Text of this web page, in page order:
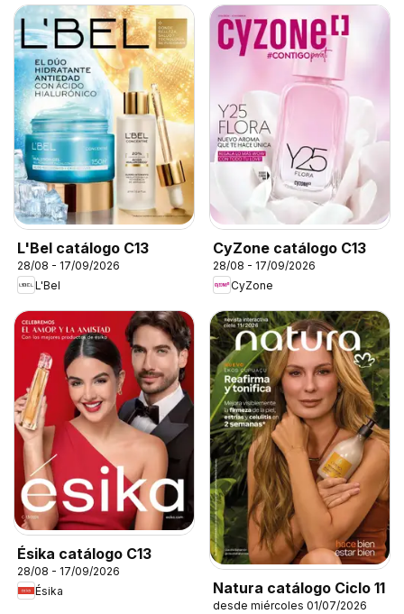
L'Bel catálogo C13
28/08 - 17/09/2026
L'Bel
CyZone catálogo C13
28/08 - 17/09/2026
CyZone
Ésika catálogo C13
28/08 - 17/09/2026
Ésika
Natura catálogo Ciclo 11
desde miércoles 01/07/2026